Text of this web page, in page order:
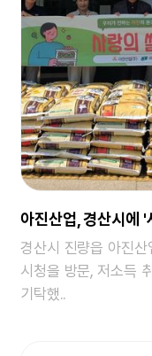
아진산업, 경산시에
경산시 진량읍 아진
시청을 방문, 저소득
기탁했..